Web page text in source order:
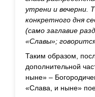
утрени и вечерни.
конкретного дня
(само заглавие
«Славы»;
Таким образом,
дополнительной
ныне» –
«Слава, и ныне»